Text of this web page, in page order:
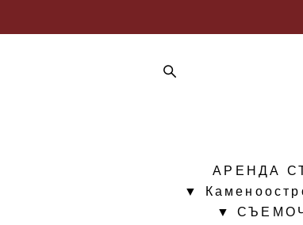
АРЕНДА
▼
▼